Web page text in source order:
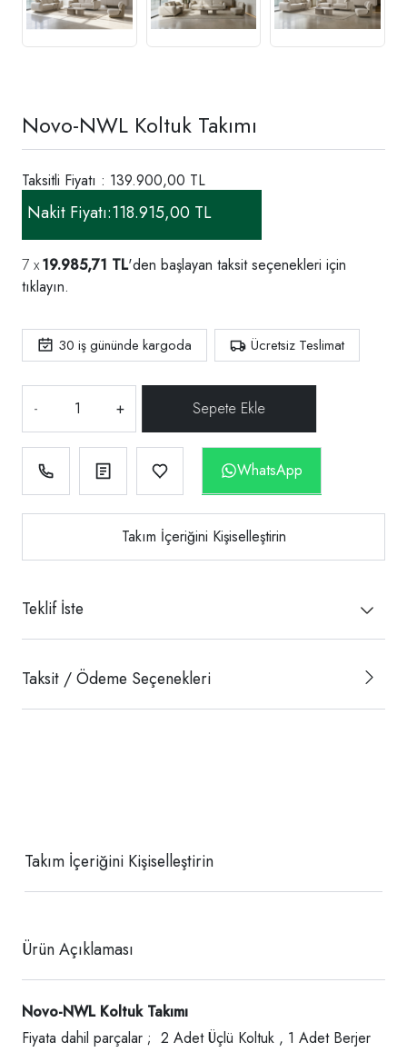
Novo-NWL Koltuk Takımı
Taksitli Fiyatı : 139.900,00 TL
Nakit Fiyatı:118.915,00 TL
19.985,71 TL'den başlayan taksit seçenekleri için
tıklayın.
30 iş gününde kargoda Ücretsiz Teslimat
- +
WhatsApp
Takım İçeriğini Kişiselleştirin
Teklif İste
Taksit / Ödeme Seçenekleri
Takım İçeriğini Kişiselleştirin
Ürün Açıklaması
Novo-NWL Koltuk Takımı
Fiyata dahil parçalar ; 2 Adet Üçlü Koltuk , 1 Adet Berjer